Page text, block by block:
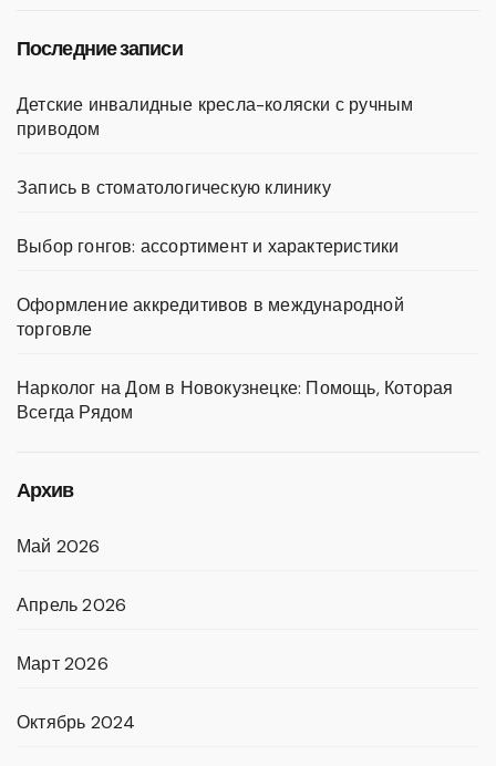
Последние записи
Детские инвалидные кресла-коляски с ручным
приводом
Запись в стоматологическую клинику
Выбор гонгов: ассортимент и характеристики
Оформление аккредитивов в международной
торговле
Нарколог на Дом в Новокузнецке: Помощь, Которая
Всегда Рядом
Архив
Май 2026
Апрель 2026
Март 2026
Октябрь 2024